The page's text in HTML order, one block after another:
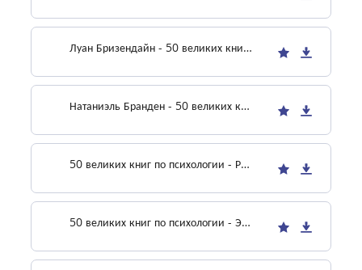
Луан Бризендайн - 50 великих книг по психологии
Натаниэль Бранден - 50 великих книг по психологии
50 великих книг по психологии - Роберт Болтон
50 великих книг по психологии - Эдвард де Боно